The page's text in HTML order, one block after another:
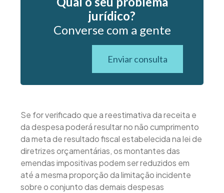
jurídico?
Converse com a gente
Enviar consulta
Se for verificado que a reestimativa da receita e
da despesa poderá resultar no não cumprimento
da meta de resultado fiscal estabelecida na lei de
diretrizes orçamentárias, os montantes das
emendas impositivas podem ser reduzidos em
até a mesma proporção da limitação incidente
sobre o conjunto das demais despesas